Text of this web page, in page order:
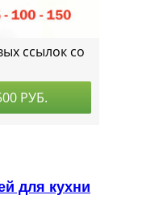
для кухни